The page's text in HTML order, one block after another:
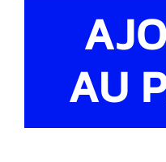
pour
tonneau
fibre
|AU